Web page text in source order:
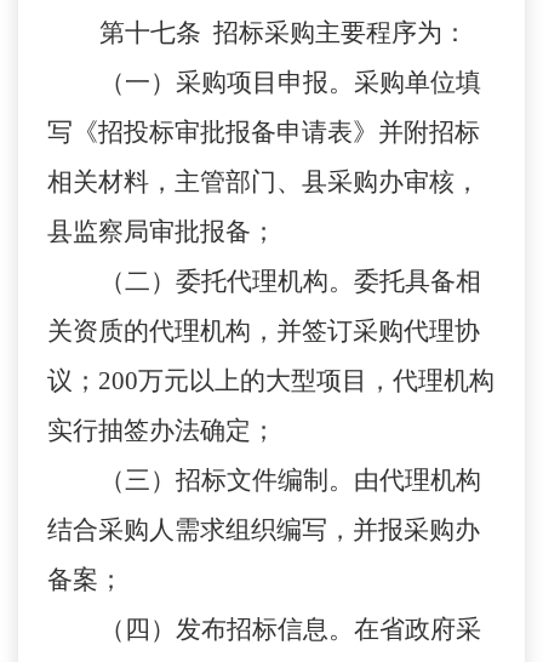
第十七条 招标采购主要程序为：
（一）采购项目申报。采购单位填
写《招投标审批报备申请表》并附招标
相关材料，主管部门、县采购办审核，
县监察局审批报备；
（二）委托代理机构。委托具备相
关资质的代理机构，并签订采购代理协
议；200万元以上的大型项目，代理机构
实行抽签办法确定；
（三）招标文件编制。由代理机构
结合采购人需求组织编写，并报采购办
备案；
（四）发布招标信息。在省政府采